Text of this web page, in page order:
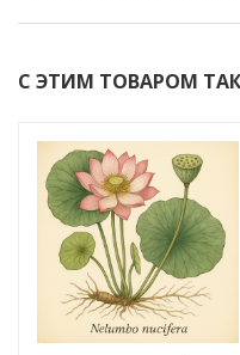
С ЭТИМ ТОВАРОМ